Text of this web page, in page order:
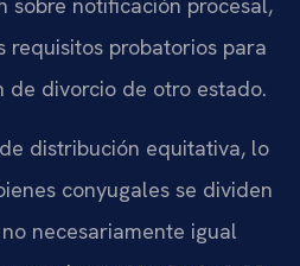
sobre notificación procesal,
requisitos probatorios para
de divorcio de otro estado.
distribución equitativa, lo
conyugales se dividen
necesariamente igual